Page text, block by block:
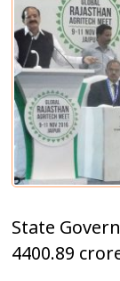
State
4400.89